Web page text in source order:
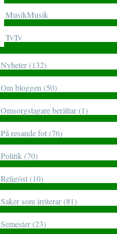
MusikMusik
TvTv
Nyheter (132)
Om bloggen (50)
Omsorgstagare berättar (1)
På resande fot (76)
Politik (70)
Religöst (10)
Saker som irriterar (81)
Semester (23)